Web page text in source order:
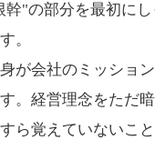
幹"の部分を最初に
。
が会社のミッショ
。経営理念をただ
ら覚えていないこ